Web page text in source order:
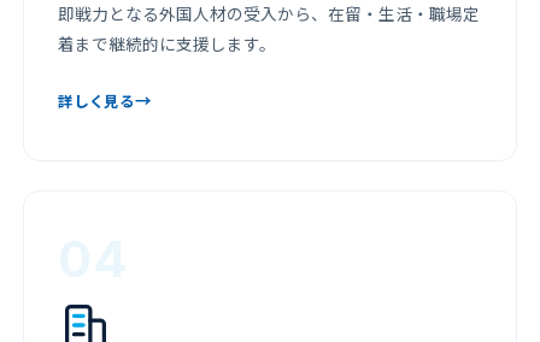
即戦力となる外国人材の受入から、在留・生活・職場定
着まで継続的に支援します。
詳しく見る→